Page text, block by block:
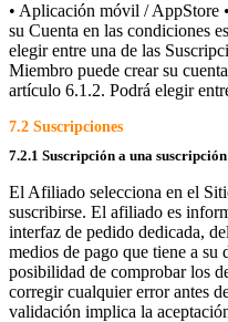
• Aplicación móvil / AppStore
su Cuenta en las condiciones
elegir entre una de las
Miembro puede crear su
artículo 6.1.2. Podrá elegir
7.2 Suscripciones
7.2.1 Suscripción a una
El Afiliado selecciona en el
suscribirse. El afiliado es
interfaz de pedido dedicada,
medios de pago que tiene a
posibilidad de comprobar los
corregir cualquier error antes
validación implica la